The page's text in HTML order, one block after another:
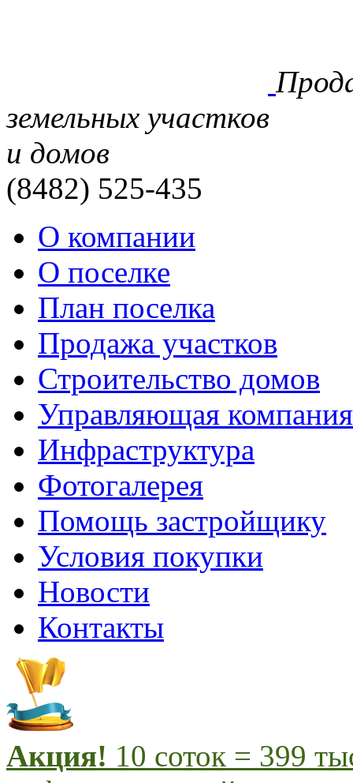
земельных участков
и домов
(8482) 525-435
О компании
О поселке
План поселка
Продажа участков
Строительство домов
Управляющая компания
Инфраструктура
Фотогалерея
Помощь застройщику
Условия покупки
Новости
Контакты
Акция! 10 соток = 399